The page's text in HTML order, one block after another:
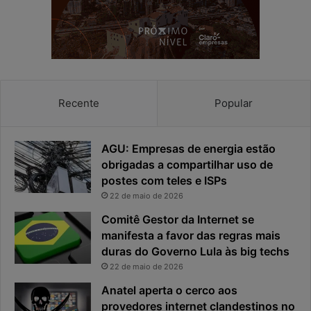
Recente Popular
AGU: Empresas de energia estão
obrigadas a compartilhar uso de
postes com teles e ISPs
22 de maio de 2026
Comitê Gestor da Internet se
manifesta a favor das regras mais
duras do Governo Lula às big techs
22 de maio de 2026
Anatel aperta o cerco aos
provedores internet clandestinos no